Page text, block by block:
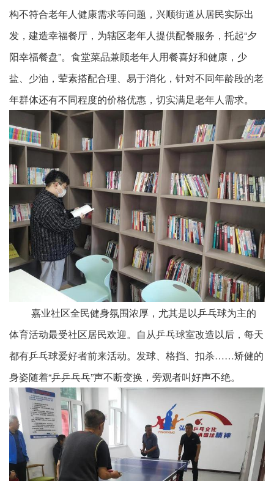
构不符合老年人健康需求等问题，兴顺街道从居民实际出
发，建造幸福餐厅，为辖区老年人提供配餐服务，托起“夕
阳幸福餐盘”。食堂菜品兼顾老年人用餐喜好和健康，少
盐、少油，荤素搭配合理、易于消化，针对不同年龄段的老
年群体还有不同程度的价格优惠，切实满足老年人需求。
嘉业社区全民健身氛围浓厚，尤其是以乒乓球为主的
体育活动最受社区居民欢迎。自从乒乓球室改造以后，每天
都有乒乓球爱好者前来活动。发球、格挡、扣杀……矫健的
身姿随着“乒乒乓乓”声不断变换，旁观者叫好声不绝。